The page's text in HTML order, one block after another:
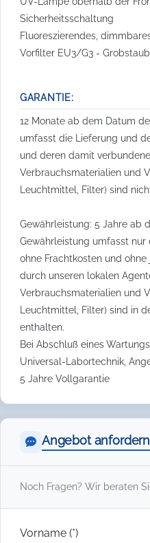
Sicherheitsschaltung
Fluoreszierendes,
Vorfilter EU3/G3 -
GARANTIE:
12 Monate ab dem Datum
umfasst die Lieferung und
und deren damit
Verbrauchsmaterialien und
Leuchtmittel, Filter) sind
Gewährleistung: 5 Jahre ab
Gewährleistung umfasst
ohne Frachtkosten und
durch unseren lokalen
Verbrauchsmaterialien und
Leuchtmittel, Filter) sind in
enthalten.
Bei Abschluß eines
Universal-Labortechnik,
5 Jahre Vollgarantie
Angebot
Noch Fragen? Wir beraten
Vorname (*)